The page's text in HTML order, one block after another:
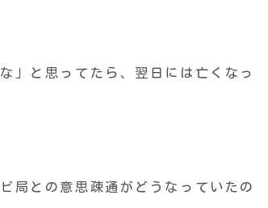
」と思ってたら、翌日には亡くなっ
局との意思疎通がどうなっていたの